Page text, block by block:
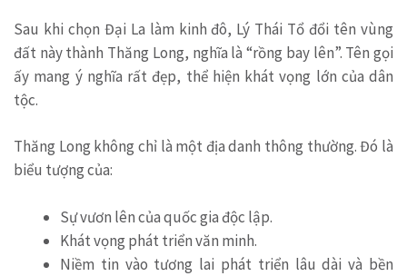
Sau khi chọn Đại La làm kinh đô, Lý Thái Tổ đổi tên vùng
đất này thành Thăng Long, nghĩa là “rồng bay lên”. Tên gọi
ấy mang ý nghĩa rất đẹp, thể hiện khát vọng lớn của dân
tộc.
Thăng Long không chỉ là một địa danh thông thường. Đó là
biểu tượng của:
Sự vươn lên của quốc gia độc lập.
Khát vọng phát triển văn minh.
Niềm tin vào tương lai phát triển lâu dài và bền